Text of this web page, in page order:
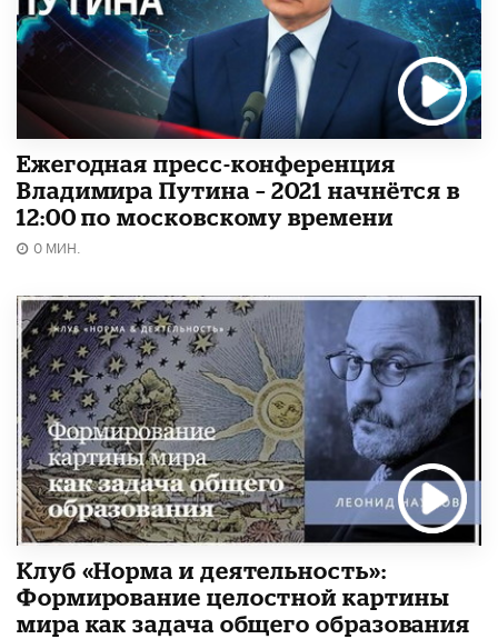
Ежегодная пресс-конференция
Владимира Путина – 2021 начнётся в
12:00 по московскому времени
0 МИН.
Клуб «Норма и деятельность»:
Формирование целостной картины
мира как задача общего образования